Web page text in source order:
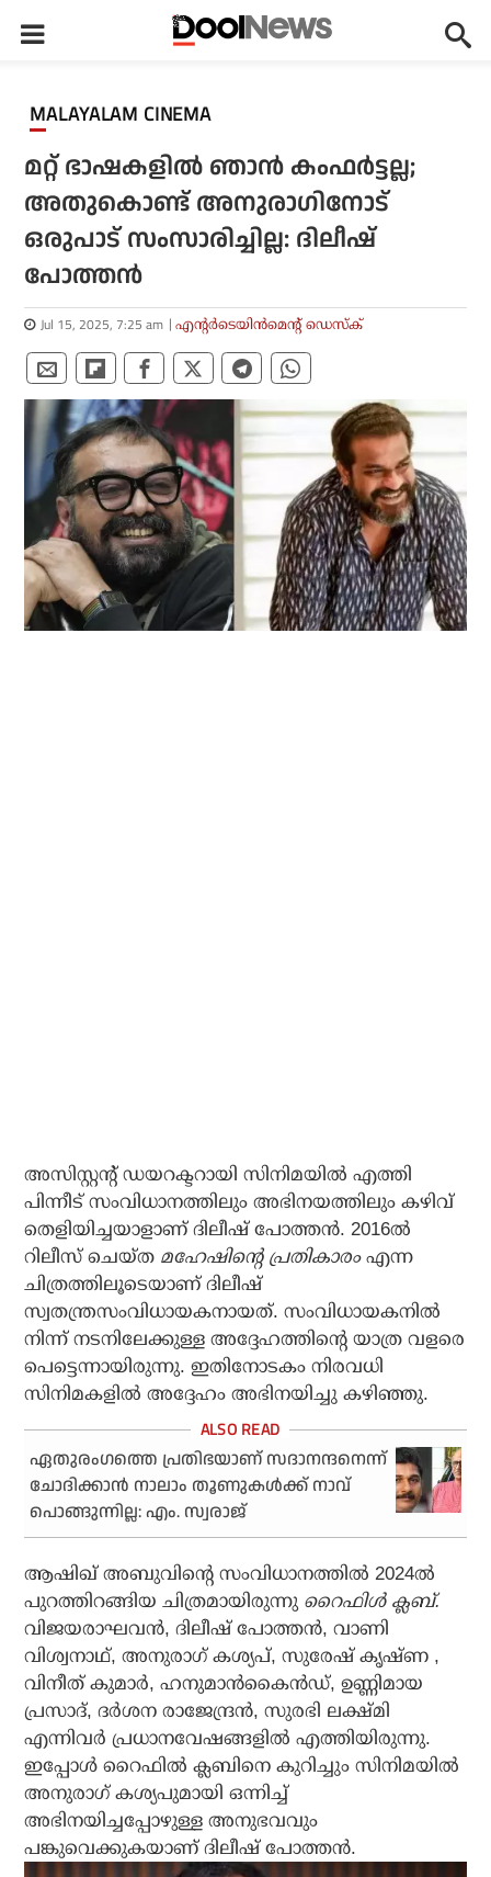
MALAYALAM CINEMA
മറ്റ് ഭാഷകളില്‍ ഞാന്‍ കംഫര്‍ട്ടല്ല;
അതുകൊണ്ട് അനുരാഗിനോട്
ഒരുപാട് സംസാരിച്ചില്ല: ദിലീഷ്
പോത്തന്‍
Jul 15, 2025, 7:25 am എന്റര്‍ടെയിന്‍മെന്റ് ഡെസ്‌ക്
അസിസ്റ്റന്റ് ഡയറക്ടറായി സിനിമയില്‍ എത്തി
പിന്നീട് സംവിധാനത്തിലും അഭിനയത്തിലും കഴിവ്
തെളിയിച്ചയാളാണ് ദിലീഷ് പോത്തന്‍. 2016ല്‍
റിലീസ് ചെയ്ത മഹേഷിന്റെ പ്രതികാരംഎന്ന
ചിത്രത്തിലൂടെയാണ് ദിലീഷ്
സ്വതന്ത്രസംവിധായകനായത്. സംവിധായകനില്‍
നിന്ന് നടനിലേക്കുള്ള അദ്ദേഹത്തിന്റെ യാത്ര വളരെ
പെട്ടെന്നായിരുന്നു. ഇതിനോടകം നിരവധി
സിനിമകളില്‍ അദ്ദേഹം അഭിനയിച്ചു കഴിഞ്ഞു.
ഏതുരംഗത്തെ പ്രതിഭയാണ് സദാനന്ദനെന്ന്
ചോദിക്കാന്‍ നാലാം തൂണുകള്‍ക്ക് നാവ്
പൊങ്ങുന്നില്ല: എം. സ്വരാജ്
ആഷിഖ് അബുവിന്റെ സംവിധാനത്തില്‍ 2024ല്‍
പുറത്തിറങ്ങിയ ചിത്രമായിരുന്നു റൈഫിള്‍ ക്ലബ്.
വിജയരാഘവന്‍, ദിലീഷ് പോത്തന്‍, വാണി
വിശ്വനാഥ്, അനുരാഗ് കശ്യപ്, സുരേഷ് കൃഷ്ണ ,
വിനീത് കുമാര്‍, ഹനുമാന്‍കൈന്‍ഡ്, ഉണ്ണിമായ
പ്രസാദ്, ദര്‍ശന രാജേന്ദ്രന്‍, സുരഭി ലക്ഷ്മി
എന്നിവര്‍ പ്രധാനവേഷങ്ങളില്‍ എത്തിയിരുന്നു.
ഇപ്പോള്‍ റൈഫില്‍ ക്ലബിനെ കുറിച്ചും സിനിമയില്‍
അനുരാഗ് കശ്യപുമായി ഒന്നിച്ച്
അഭിനയിച്ചപ്പോഴുള്ള അനുഭവവും
പങ്കുവെക്കുകയാണ് ദിലീഷ് പോത്തന്‍.